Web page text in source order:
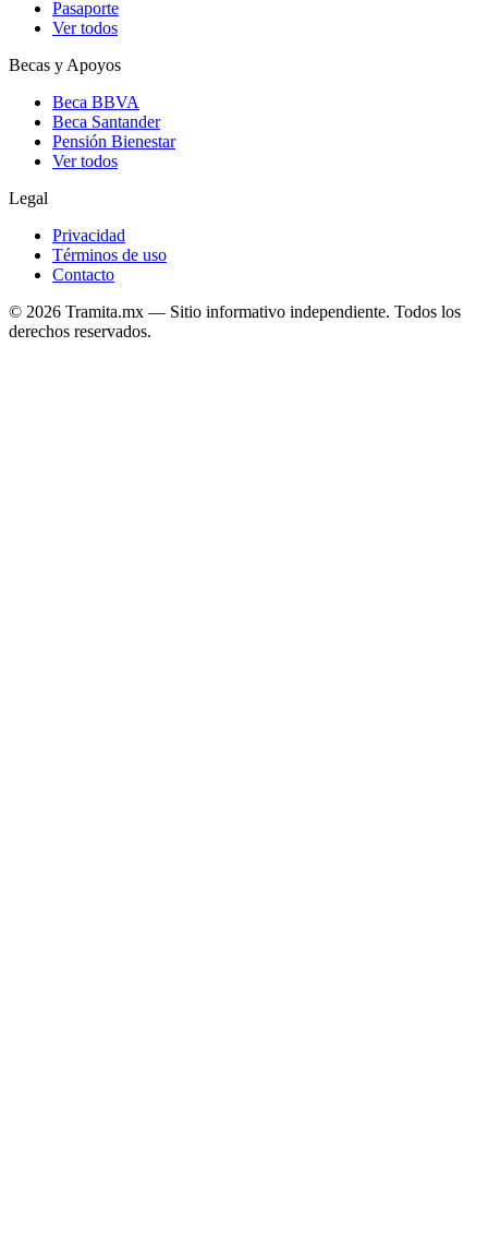
Pasaporte
Ver todos
Becas y Apoyos
Beca BBVA
Beca Santander
Pensión Bienestar
Ver todos
Legal
Privacidad
Términos de uso
Contacto
© 2026 Tramita.mx — Sitio informativo independiente. Todos los
derechos reservados.